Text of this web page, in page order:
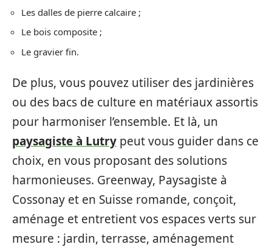
Les dalles de pierre calcaire ;
Le bois composite ;
Le gravier fin.
De plus, vous pouvez utiliser des jardinières
ou des bacs de culture en matériaux assortis
pour harmoniser l’ensemble. Et là, un
paysagiste à Lutry peut vous guider dans ce
choix, en vous proposant des solutions
harmonieuses. Greenway, Paysagiste à
Cossonay et en Suisse romande, conçoit,
aménage et entretient vos espaces verts sur
mesure : jardin, terrasse, aménagement